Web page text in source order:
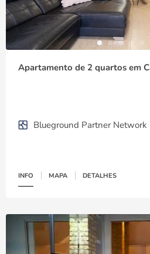
Apartamento de 2 quartos em
Blueground Partner Network
INFO MAPA DETALHES